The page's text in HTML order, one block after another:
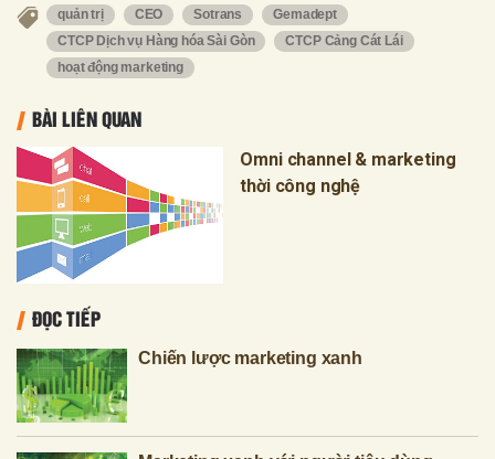
quản trị CEO Sotrans
Gemadept
CTCP Dịch vụ Hàng hóa Sài Gòn
CTCP Cảng Cát Lái
hoạt động marketing
BÀI LIÊN QUAN
Omni channel & marketing
thời công nghệ
ĐỌC TIẾP
Chiến lược marketing xanh